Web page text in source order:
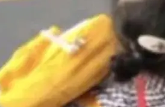
生时代的质量新范
走向规模化产业落地
2026智能研发生产力
云测的Testin XAge
领域代表产品。对CI
：AI测试正在从效率
设施。 CIO面对的新
篇关于 ADT
不去了。Alex Fedos
"。 他说的东西不新
，尤其是和类型
了一件事：这不是类
编码的思维方式。 文
一个网站的深色主题
AI 平台 Clou
项目 Cloudflare O
你会觉得这是又一